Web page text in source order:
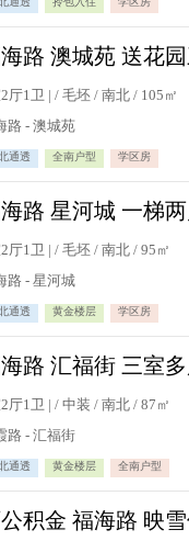
厅1卫 | / 毛坯 / 南北 / 105㎡
路 - 澳城苑
通透 全南户型 学区房
厅1卫 | / 毛坯 / 南北 / 95㎡
路 - 星河城
通透 黄金楼层 学区房
厅1卫 | / 中装 / 南北 / 87㎡
路 - 汇福街
通透 黄金楼层 全南户型